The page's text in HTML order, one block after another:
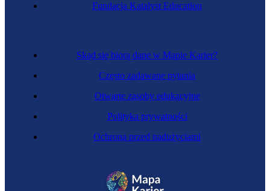
Skąd się biorą dane w Mapie Karier?
Często zadawane pytania
Otwarte zasoby edukacyjne
Polityka prywatności
Ochrona przed nadużyciami
Fundacja Katalyst Education